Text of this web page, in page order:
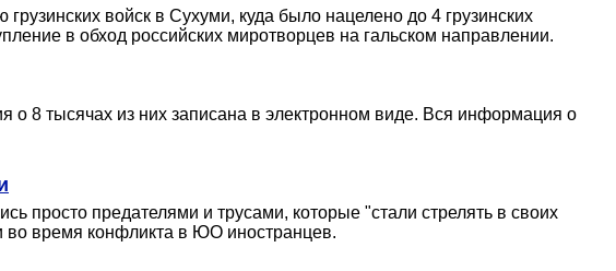
войск в Сухуми, куда было нацелено до 4 грузинских
в обход российских миротворцев на гальском направлении.
8 тысячах из них записана в электронном виде. Вся информация о
предателями и трусами, которые "стали стрелять в своих
во время конфликта в ЮО иностранцев.